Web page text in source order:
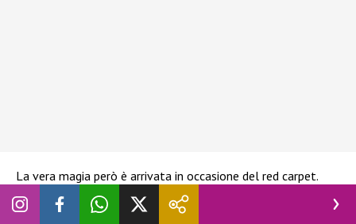
La vera magia però è arrivata in occasione del red carpet.
infatti ha sfoggiato un abito color
biscotti di
Tamara Ralph
. Il lungo vestito, ricco di drappeggi